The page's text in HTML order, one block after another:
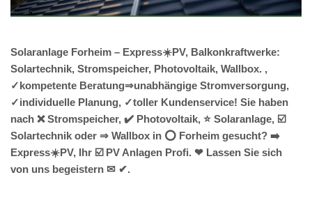
Solaranlage Forheim – Express☀️PV, Balkonkraftwerke:
Solartechnik, Stromspeicher, Photovoltaik, Wallbox. ,
✓kompetente Beratung⇒unabhängige Stromversorgung,
✓individuelle Planung, ✓toller Kundenservice! Sie haben
nach ❌ Stromspeicher, ✔️ Photovoltaik, ⭐ Solaranlage, ☑️
Solartechnik oder ⇒ Wallbox in ⭕ Forheim gesucht? ➡️
Express☀️PV️, Ihr ☑️ PV Anlagen Profi. ❤ Lassen Sie sich
von uns begeistern ✉ ✔.